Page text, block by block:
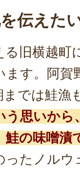
伝えた
旧横越町
ます。阿賀
では鮭漁
思いから
鮭の味噌漬
ったノルウ